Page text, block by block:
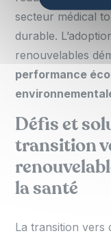
secteur médical
durable.
renouvelables
performance
Défis et
transition
la santé
La transition vers